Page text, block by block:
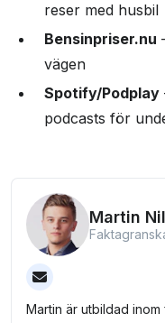
reser med husbil
Bensinpriser.nu
vägen
Spotify/Podplay
podcasts för
Martin
Martin är utbildad